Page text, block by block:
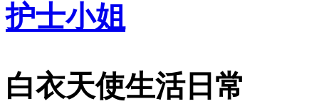
护士小姐
白衣天使生活日常